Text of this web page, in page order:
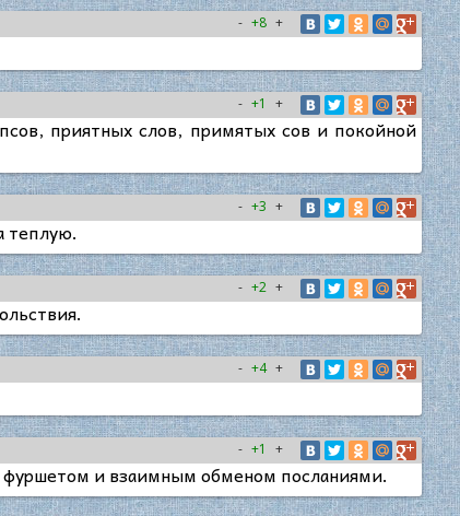
- +8 +
- +1 +
приятных слов, примятых сов и покойной
- +3 +
теплую.
- +2 +
- +4 +
- +1 +
фуршетом и взаимным обменом посланиями.